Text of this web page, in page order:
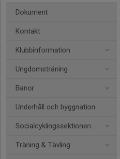
Dokument
Kontakt
Klubbinformation
Ungdomsträning
Banor
Underhåll och byggnation
Socialcyklingssektionen
Träning & Tävling